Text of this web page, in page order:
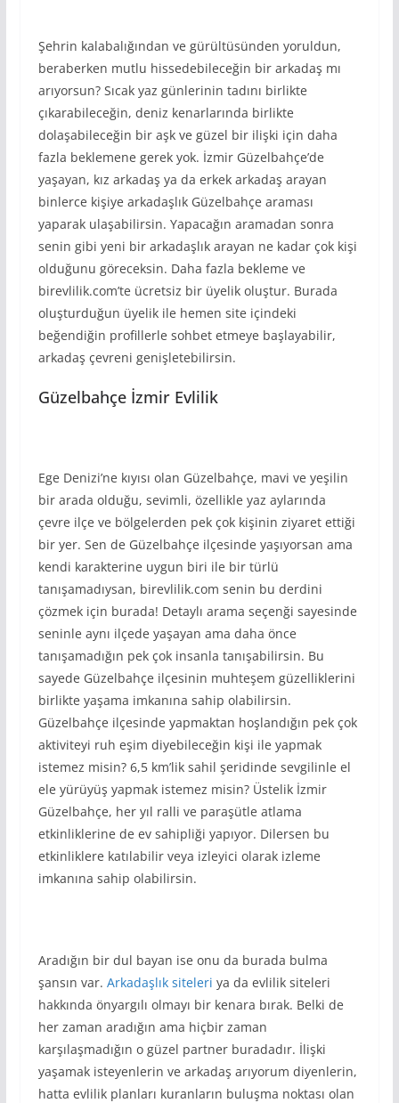
Şehrin kalabalığından ve gürültüsünden yoruldun,
beraberken mutlu hissedebileceğin bir arkadaş mı
arıyorsun? Sıcak yaz günlerinin tadını birlikte
çıkarabileceğin, deniz kenarlarında birlikte
dolaşabileceğin bir aşk ve güzel bir ilişki için daha
fazla beklemene gerek yok. İzmir Güzelbahçe’de
yaşayan, kız arkadaş ya da erkek arkadaş arayan
binlerce kişiye arkadaşlık Güzelbahçe araması
yaparak ulaşabilirsin. Yapacağın aramadan sonra
senin gibi yeni bir arkadaşlık arayan ne kadar çok kişi
olduğunu göreceksin. Daha fazla bekleme ve
birevlilik.com’te ücretsiz bir üyelik oluştur. Burada
oluşturduğun üyelik ile hemen site içindeki
beğendiğin profillerle sohbet etmeye başlayabilir,
arkadaş çevreni genişletebilirsin.
Güzelbahçe İzmir Evlilik
Ege Denizi’ne kıyısı olan Güzelbahçe, mavi ve yeşilin
bir arada olduğu, sevimli, özellikle yaz aylarında
çevre ilçe ve bölgelerden pek çok kişinin ziyaret ettiği
bir yer. Sen de Güzelbahçe ilçesinde yaşıyorsan ama
kendi karakterine uygun biri ile bir türlü
tanışamadıysan, birevlilik.com senin bu derdini
çözmek için burada! Detaylı arama seçenği sayesinde
seninle aynı ilçede yaşayan ama daha önce
tanışamadığın pek çok insanla tanışabilirsin. Bu
sayede Güzelbahçe ilçesinin muhteşem güzelliklerini
birlikte yaşama imkanına sahip olabilirsin.
Güzelbahçe ilçesinde yapmaktan hoşlandığın pek çok
aktiviteyi ruh eşim diyebileceğin kişi ile yapmak
istemez misin? 6,5 km’lik sahil şeridinde sevgilinle el
ele yürüyüş yapmak istemez misin? Üstelik İzmir
Güzelbahçe, her yıl ralli ve paraşütle atlama
etkinliklerine de ev sahipliği yapıyor. Dilersen bu
etkinliklere katılabilir veya izleyici olarak izleme
imkanına sahip olabilirsin.
Aradığın bir dul bayan ise onu da burada bulma
şansın var. Arkadaşlık siteleri ya da evlilik siteleri
hakkında önyargılı olmayı bir kenara bırak. Belki de
her zaman aradığın ama hiçbir zaman
karşılaşmadığın o güzel partner buradadır. İlişki
yaşamak isteyenlerin ve arkadaş arıyorum diyenlerin,
hatta evlilik planları kuranların buluşma noktası olan